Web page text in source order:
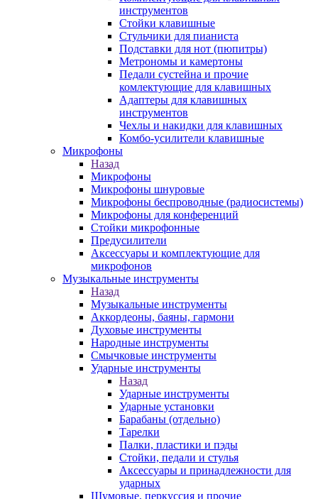
инструментов
Стойки клавишные
Стульчики для пианиста
Подставки для нот (пюпитры)
Метрономы и камертоны
Педали сустейна и прочие
комлектующие для клавишных
Адаптеры для клавишных
инструментов
Чехлы и накидки для клавишных
Комбо-усилители клавишные
Микрофоны
Назад
Микрофоны
Микрофоны шнуровые
Микрофоны беспроводные (радиосистемы)
Микрофоны для конференций
Стойки микрофонные
Предусилители
Аксессуары и комплектующие для
микрофонов
Музыкальные инструменты
Назад
Музыкальные инструменты
Аккордеоны, баяны, гармони
Духовые инструменты
Народные инструменты
Смычковые инструменты
Ударные инструменты
Назад
Ударные инструменты
Ударные установки
Барабаны (отдельно)
Тарелки
Палки, пластики и пэды
Стойки, педали и стулья
Аксессуары и принадлежности для
ударных
Шумовые, перкуссия и прочие